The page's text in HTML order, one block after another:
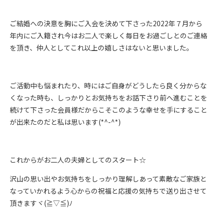
ご結婚への決意を胸にご入会を決めて下さった2022年７月から
年内にご入籍され今はお二人で楽しく毎日をお過ごしとのご連絡
を頂き、仲人としてこれ以上の嬉しさはないと思いました。
ご活動中も悩まれたり、時にはご自身がどうしたら良く分からな
くなった時も、しっかりとお気持ちをお話下さり前へ進むことを
続けて下さった会員様だからこそこのような幸せを手にすること
が出来たのだと私は思います(*^-^*)
これからがお二人の夫婦としてのスタート☆
沢山の思い出やお気持ちをしっかり理解しあって素敵なご家族と
なっていかれるよう心からの祝福と応援の気持ちで送り出させて
頂きますヾ(≧▽≦)ﾉ